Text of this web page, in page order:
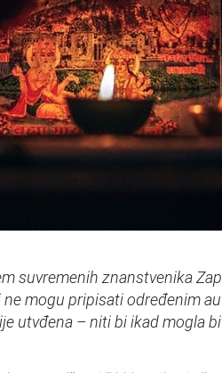
suvremenih znanstvenika
mogu pripisati određenim
utvđena – niti bi ikad mogla